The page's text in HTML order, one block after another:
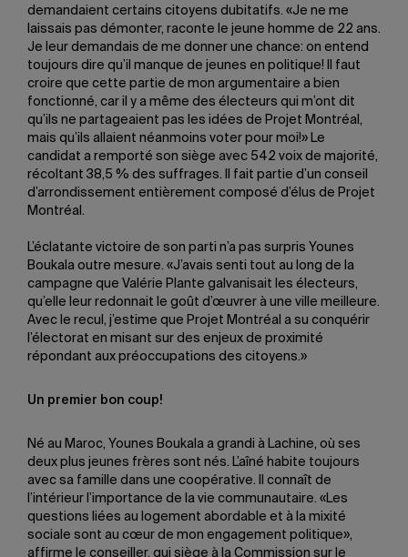
demandaient certains citoyens dubitatifs. «Je ne me
laissais pas démonter, raconte le jeune homme de 22 ans.
Je leur demandais de me donner une chance: on entend
toujours dire qu’il manque de jeunes en politique! Il faut
croire que cette partie de mon argumentaire a bien
fonctionné, car il y a même des électeurs qui m’ont dit
qu’ils ne partageaient pas les idées de Projet Montréal,
mais qu’ils allaient néanmoins voter pour moi!» Le
candidat a remporté son siège avec 542 voix de majorité,
récoltant 38,5 % des suffrages. Il fait partie d’un conseil
d’arrondissement entièrement composé d’élus de Projet
Montréal.
L’éclatante victoire de son parti n’a pas surpris Younes
Boukala outre mesure. «J’avais senti tout au long de la
campagne que Valérie Plante galvanisait les électeurs,
qu’elle leur redonnait le goût d’œuvrer à une ville meilleure.
Avec le recul, j’estime que Projet Montréal a su conquérir
l’électorat en misant sur des enjeux de proximité
répondant aux préoccupations des citoyens.»
Un premier bon coup!
Né au Maroc, Younes Boukala a grandi à Lachine, où ses
deux plus jeunes frères sont nés. L’aîné habite toujours
avec sa famille dans une coopérative. Il connaît de
l’intérieur l’importance de la vie communautaire. «Les
questions liées au logement abordable et à la mixité
sociale sont au cœur de mon engagement politique»,
affirme le conseiller, qui siège à la Commission sur le